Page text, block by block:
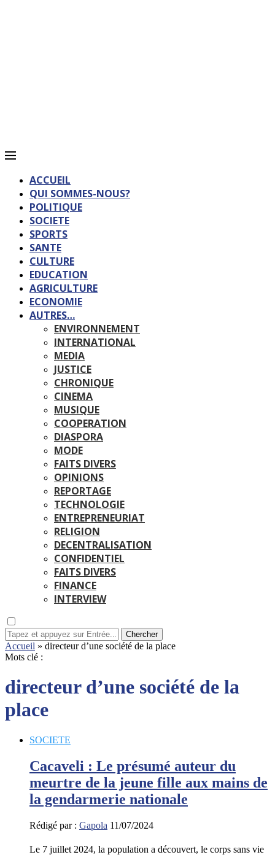
ACCUEIL
QUI SOMMES-NOUS?
POLITIQUE
SOCIETE
SPORTS
SANTE
CULTURE
EDUCATION
AGRICULTURE
ECONOMIE
AUTRES…
ENVIRONNEMENT
INTERNATIONAL
MEDIA
JUSTICE
CHRONIQUE
CINEMA
MUSIQUE
COOPERATION
DIASPORA
MODE
FAITS DIVERS
OPINIONS
REPORTAGE
TECHNOLOGIE
ENTREPRENEURIAT
RELIGION
DECENTRALISATION
CONFIDENTIEL
FAITS DIVERS
FINANCE
INTERVIEW
Chercher
Accueil » directeur d’une société de la place
Mots clé :
directeur d’une société de la
place
SOCIETE
Cacaveli : Le présumé auteur du
meurtre de la jeune fille aux mains de
la gendarmerie nationale
Rédigé par : Gapola 11/07/2024
Le 7 juillet 2024, la population a découvert, le corps sans vie